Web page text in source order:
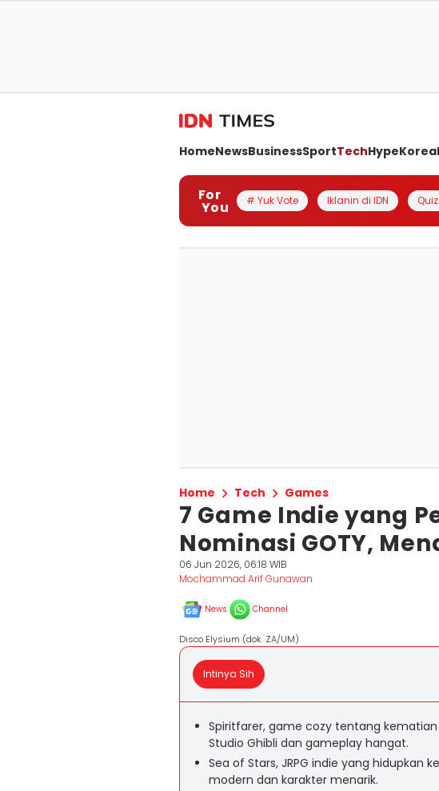
HomeNewsBusinessSportTechHypeKorea
For
You # Yuk Vote Iklanin di IDN Quiz
Home Tech Games
7 Game Indie yang
Nominasi GOTY,
06 Jun 2026, 06:18 WIB
Mochammad Arif Gunawan
News Channel
Disco Elysium (dok. ZA/UM)
Intinya Sih
Spiritfarer, game cozy tentang
Studio Ghibli dan gameplay hangat.
Sea of Stars, JRPG indie yang hidupkan
modern dan karakter menarik.